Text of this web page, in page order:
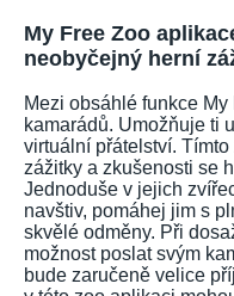
My Free Zoo
neobyčejný herní
Mezi obsáhlé funkce
kamarádů. Umožňuje ti
virtuální přátelství.
zážitky a zkušenosti se
Jednoduše v jejich
navštiv, pomáhej jim s
skvělé odměny. Při
možnost poslat svým
bude zaručeně velice